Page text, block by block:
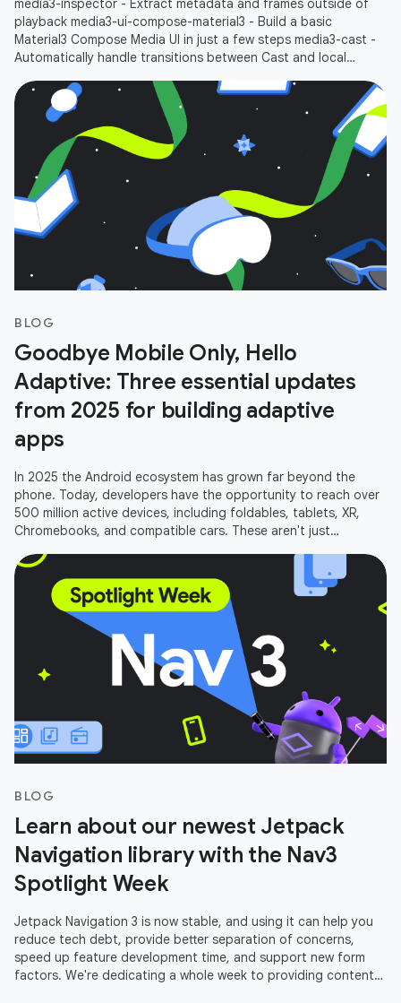
media3-inspector - Extract metadata and frames outside of
playback media3-ui-compose-material3 - Build a basic
Material3 Compose Media UI in just a few steps media3-cast -
Automatically handle transitions between Cast and local
BLOG
Goodbye Mobile Only, Hello
Adaptive: Three essential updates
from 2025 for building adaptive
apps
In 2025 the Android ecosystem has grown far beyond the
phone. Today, developers have the opportunity to reach over
500 million active devices, including foldables, tablets, XR,
Chromebooks, and compatible cars. These aren't just
BLOG
Learn about our newest Jetpack
Navigation library with the Nav3
Spotlight Week
Jetpack Navigation 3 is now stable, and using it can help you
reduce tech debt, provide better separation of concerns,
speed up feature development time, and support new form
factors. We're dedicating a whole week to providing content